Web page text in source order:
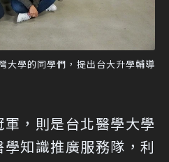
大學的同學們，提出台大升學輔導
，則是台北醫學大學
知識推廣服務隊，利